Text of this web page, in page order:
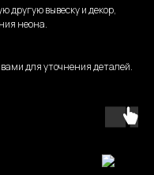
другую вывеску и декор,
неона.
для уточнения деталей.